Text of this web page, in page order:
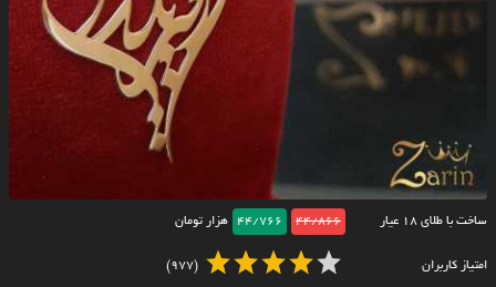
ساخت با طلای ۱۸ عیار 44/866
44/766 هزار تومان
امتیاز کاربران (977)